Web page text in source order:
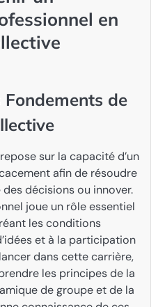
en
Fondements de
sur la capacité d’un
afin de résoudre
décisions ou innover.
joue un rôle essentiel
les conditions
et à la participation
dans cette carrière,
les principes de la
de groupe et de la